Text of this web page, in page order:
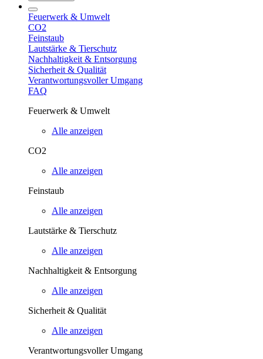
Feuerwerk & Umwelt
CO2
Feinstaub
Lautstärke & Tierschutz
Nachhaltigkeit & Entsorgung
Sicherheit & Qualität
Verantwortungsvoller Umgang
FAQ
Feuerwerk & Umwelt
Alle anzeigen
CO2
Alle anzeigen
Feinstaub
Alle anzeigen
Lautstärke & Tierschutz
Alle anzeigen
Nachhaltigkeit & Entsorgung
Alle anzeigen
Sicherheit & Qualität
Alle anzeigen
Verantwortungsvoller Umgang